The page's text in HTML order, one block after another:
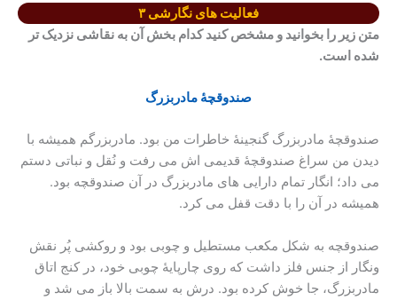
فعالیت های نگارشی ۳
متن زیر را بخوانید و مشخص کنید کدام بخش آن به نقاشی نزدیک تر
شده است.
صندوقچۀ مادربزرگ
صندوقچۀ مادربزرگ گنجینۀ خاطرات من بود. مادربزرگم همیشه با
دیدن من سراغ صندوقچۀ قدیمی اش می رفت و نُقل و نباتی دستم
می داد؛ انگار تمام دارایی های مادربزرگ در آن صندوقچه بود.
همیشه در آن را با دقت قفل می کرد.
صندوقچه به شکل مکعب مستطیل و چوبی بود و روکشی پُر نقش
ونگار از جنس فلز داشت که روی چارپایۀ چوبی خود، در کنج اتاق
مادربزرگ، جا خوش کرده بود. درش به سمت بالا باز می شد و